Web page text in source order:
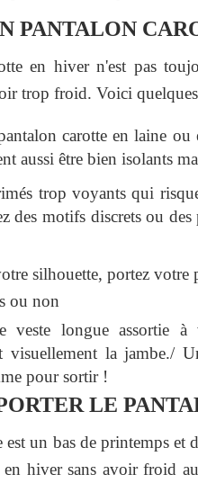
PANTALON
en hiver n'est pas
trop froid. Voici
carotte en laine
aussi être bien isolants
trop voyants qui
des motifs discrets ou
silhouette, portez votre
ou non
veste longue assortie à
visuellement la jambe./
pour sortir !
LE
est un bas de printemps et
en hiver sans avoir froid